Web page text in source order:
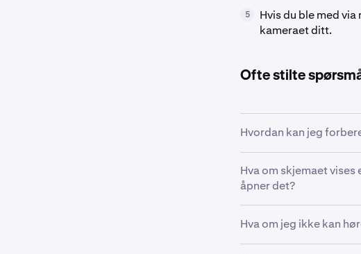
5
Hvis du ble med
kameraet ditt.
Ofte stilte
Hvordan kan jeg
• Ha et gyldig
•
autentiseringsapp
• Sjekk om du
Hva om skjemaet
åpner det?
Lenken til skjemaet ble
be om en ny skjema-
Hva om jeg ikke kan